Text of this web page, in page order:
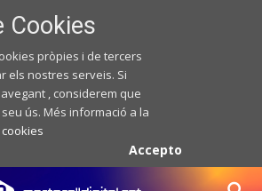
Cookies
pròpies i de tercers
els nostres serveis. Si
, considerem que
ús. Més informació a la
Accepto